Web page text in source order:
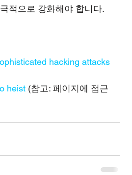
적으로 강화해야 합니다.
hacking attacks
heist (참고: 페이지에 접근